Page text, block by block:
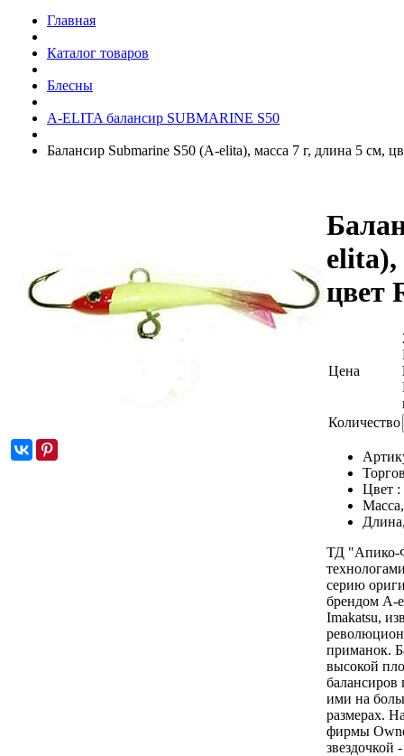
Главная
Каталог товаров
Блесны
A-ELITA балансир SUBMARINE S50
Балансир Submarine S50 (A-elita), масса 7 г, длина 5 см,
elita),
цвет
Цена
Количество
Цвет :
ТД "Апико-
серию
брендом A-
Imakatsu,
приманок.
высокой
балансиров
ими на
размерах.
фирмы
звездочкой